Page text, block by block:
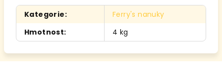
Kategorie:
Ferry's nanuky
Hmotnost: 4 kg